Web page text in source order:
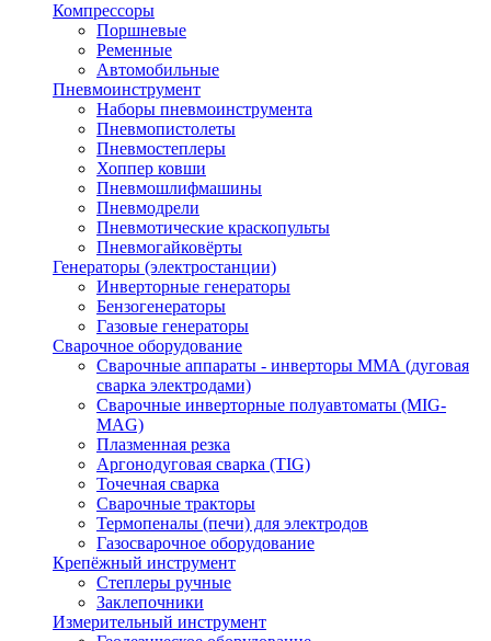
Компрессоры
Поршневые
Ременные
Автомобильные
Пневмоинструмент
Наборы пневмоинструмента
Пневмопистолеты
Пневмостеплеры
Хоппер ковши
Пневмошлифмашины
Пневмодрели
Пневмотические краскопульты
Пневмогайковёрты
Генераторы (электростанции)
Инверторные генераторы
Бензогенераторы
Газовые генераторы
Сварочное оборудование
Сварочные аппараты - инверторы ММА (дуговая
сварка электродами)
Сварочные инверторные полуавтоматы (MIG-
MAG)
Плазменная резка
Аргонодуговая сварка (TIG)
Точечная сварка
Сварочные тракторы
Термопеналы (печи) для электродов
Газосварочное оборудование
Крепёжный инструмент
Степлеры ручные
Заклепочники
Измерительный инструмент